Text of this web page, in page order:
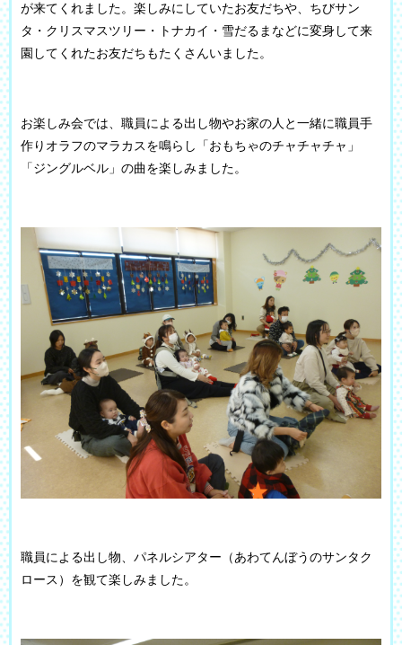
が来てくれました。楽しみにしていたお友だちや、ちびサン
タ・クリスマスツリー・トナカイ・雪だるまなどに変身して来
園してくれたお友だちもたくさんいました。
お楽しみ会では、職員による出し物やお家の人と一緒に職員手
作りオラフのマラカスを鳴らし「おもちゃのチャチャチャ」
「ジングルベル」の曲を楽しみました。
職員による出し物、パネルシアター（あわてんぼうのサンタク
ロース）を観て楽しみました。